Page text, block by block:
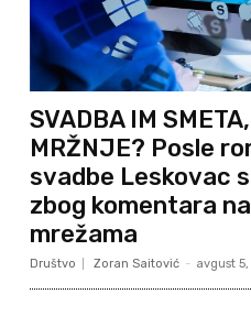
SVADBA IM
MRŽNJE? Posle
svadbe Leskovac
zbog komentara na
mrežama
Društvo Zoran Saitović - avgust